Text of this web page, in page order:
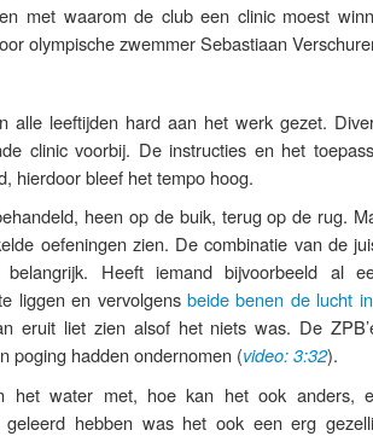
met waarom de club een clinic moest
olympische zwemmer Sebastiaan
alle leeftijden hard aan het werk gezet.
clinic voorbij. De instructies en het
hierdoor bleef het tempo hoog.
heen op de buik, terug op de rug.
oefeningen zien. De combinatie van de
Heeft iemand bijvoorbeeld al
liggen en vervolgensbeide benen de lucht
eruit liet zien alsof het niets was. De
poging hadden ondernomen (video: 3:32).
het water met, hoe kan het ook anders,
hebben was het ook een erg